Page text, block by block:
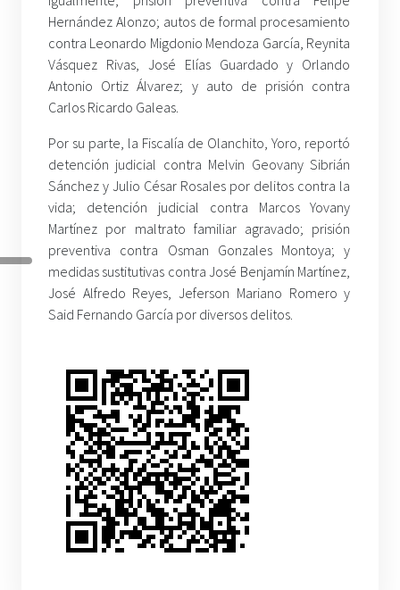
Hernández Alonzo; autos de formal procesamiento
contra Leonardo Migdonio Mendoza García, Reynita
Vásquez Rivas, José Elías Guardado y Orlando
Antonio Ortiz Álvarez; y auto de prisión contra
Carlos Ricardo Galeas.
Por su parte, la Fiscalía de Olanchito, Yoro, reportó
detención judicial contra Melvin Geovany Sibrián
Sánchez y Julio César Rosales por delitos contra la
vida; detención judicial contra Marcos Yovany
Martínez por maltrato familiar agravado; prisión
preventiva contra Osman Gonzales Montoya; y
medidas sustitutivas contra José Benjamín Martínez,
José Alfredo Reyes, Jeferson Mariano Romero y
Said Fernando García por diversos delitos.